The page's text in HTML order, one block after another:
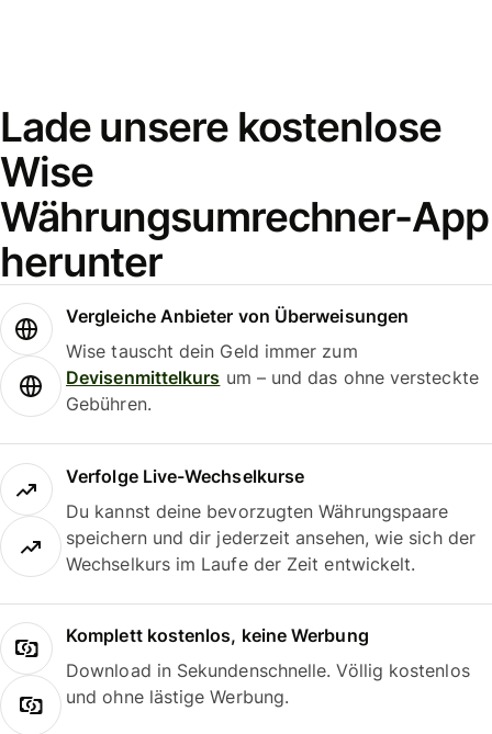
Lade unsere kostenlose
Wise
Währungsumrechner-App
herunter
Vergleiche Anbieter von Überweisungen
Wise tauscht dein Geld immer zum
Devisenmittelkurs um – und das ohne versteckte
Gebühren.
Verfolge Live-Wechselkurse
Du kannst deine bevorzugten Währungspaare
speichern und dir jederzeit ansehen, wie sich der
Wechselkurs im Laufe der Zeit entwickelt.
Komplett kostenlos, keine Werbung
Download in Sekundenschnelle. Völlig kostenlos
und ohne lästige Werbung.